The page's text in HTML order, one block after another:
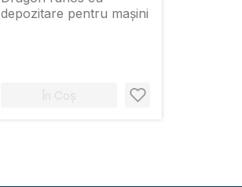
depozitare pentru mașini
În Coș